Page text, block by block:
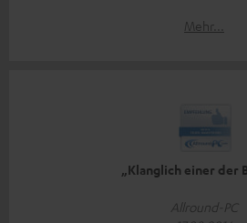
Mehr...
„Klanglich einer der
Allround-PC